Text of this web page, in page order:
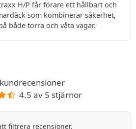
H/P får förare ett hållbart och
som kombinerar säkerhet,
både torra och våta vägar.
4.5 av 5 stjärnor
filtrera recensioner.